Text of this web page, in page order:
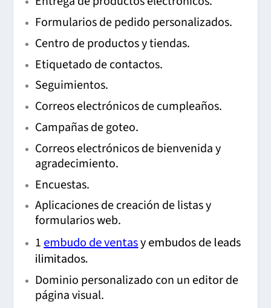
Formularios de pedido personalizados.
Centro de productos y tiendas.
Etiquetado de contactos.
Seguimientos.
Correos electrónicos de cumpleaños.
Campañas de goteo.
Correos electrónicos de bienvenida y
agradecimiento.
Encuestas.
Aplicaciones de creación de listas y
formularios web.
1embudo de ventasy embudos de leads
ilimitados.
Dominio personalizado con un editor de
página visual.